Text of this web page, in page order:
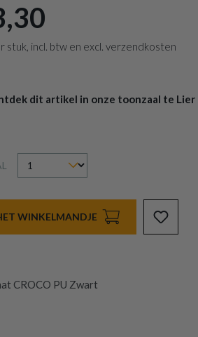
stuk, incl. btw en excl. verzendkosten
dit artikel in onze toonzaal te Lier
WINKELMANDJE
CROCO PU Zwart